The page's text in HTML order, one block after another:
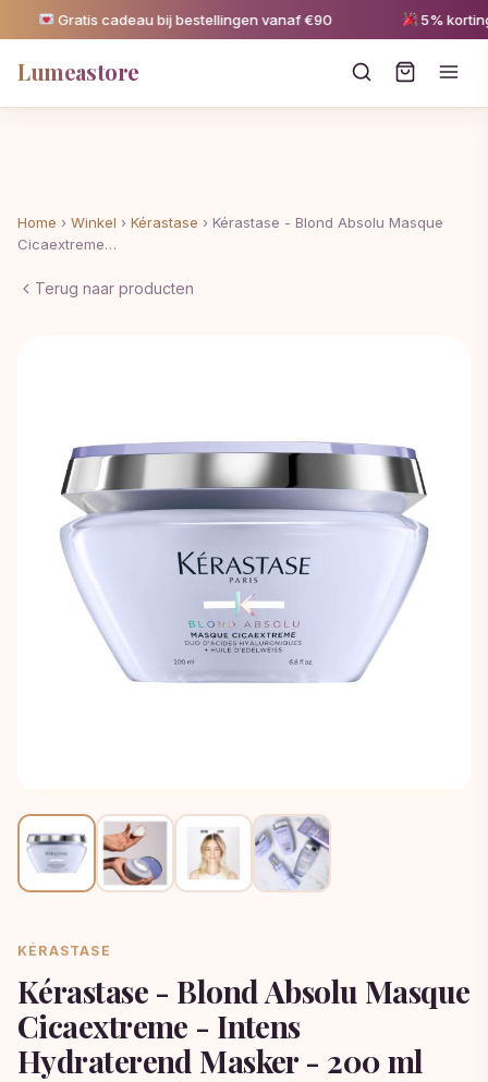
Gratis cadeau bij bestellingen vanaf €90 5% korting
Lumeastore
Home › Winkel › Kérastase › Kérastase - Blond Absolu Masque
Cicaextreme…
Terug naar producten
KÉRASTASE
Kérastase - Blond Absolu Masque
Cicaextreme - Intens
Hydraterend Masker - 200 ml